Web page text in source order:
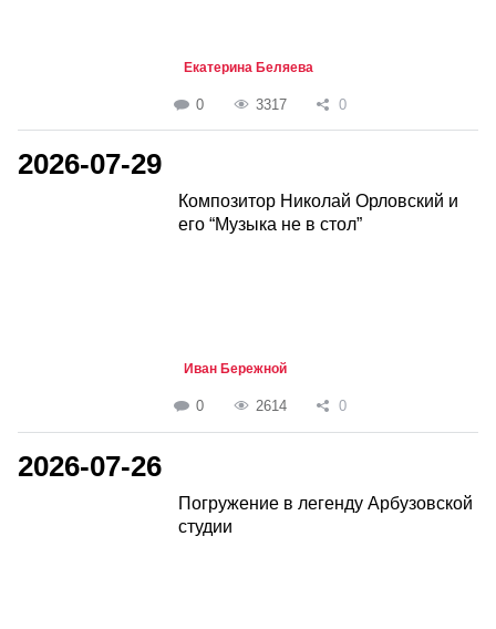
Екатерина Беляева
0 3317 0
2026-07-29
Композитор Николай Орловский и
его “Музыка не в стол”
Иван Бережной
0 2614 0
2026-07-26
Погружение в легенду Арбузовской
студии